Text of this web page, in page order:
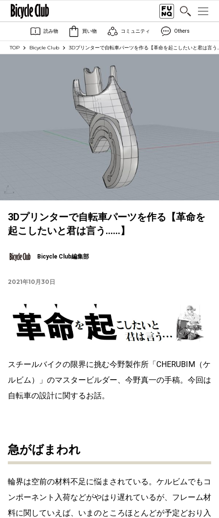
読み物 買い物 コミュニティ Others
TOP Bicycle Club 3Dプリンターで自転車パーツを作る【革命を起こしたいと君は言う
3Dプリンターで自転車パーツを作る【革命を
起こしたいと君は言う……】
Bicycle Club編集部
2021年10月30日
スチールバイクの限界に挑む今野製作所「CHERUBIM（ケ
ルビム）」のマスタービルダー、今野真一の手稿。今回は
自転車の設計に関するお話。
急がばまわれ
輪界は空前の材料不足に悩まされている。ケルビムでもコ
ンポーネント入荷などがやはり遅れているが、フレーム材
料に関していえば、いまのところほとんどが予定どおり入